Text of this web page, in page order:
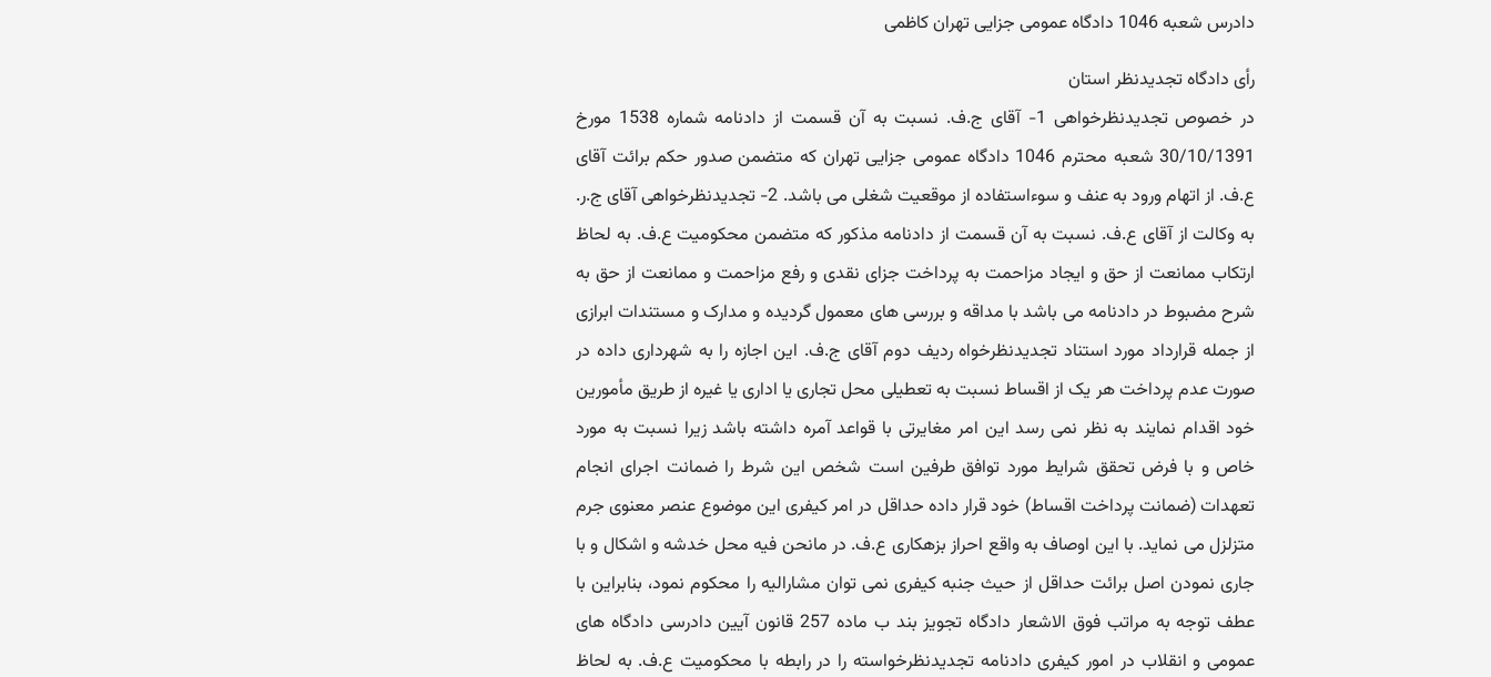
دادرس شعبه 1046 دادگاه عمومی جزایی تهران کاظمی
رأی دادگاه تجدیدنظر استان
در خصوص تجدیدنظرخواهی 1- آقای ج.ف. نسبت به آن قسمت از دادنامه شماره 1538 مورخ
30/10/1391 شعبه محترم 1046 دادگاه عمومی جزایی تهران که متضمن صدور حکم برائت آقای
ع.ف. از اتهام ورود به عنف و سوءاستفاده از موقعیت شغلی می باشد. 2- تجدیدنظرخواهی آقای ج.ر.
به وکالت از آقای ع.ف. نسبت به آن قسمت از دادنامه مذکور که متضمن محکومیت ع.ف. به لحاظ
ارتکاب ممانعت از حق و ایجاد مزاحمت به پرداخت جزای نقدی و رفع مزاحمت و ممانعت از حق به
شرح مضبوط در دادنامه می باشد با مداقه و بررسی های معمول گردیده و مدارک و مستندات ابرازی
از جمله قرارداد مورد استناد تجدیدنظرخواه ردیف دوم آقای ج.ف. این اجازه را به شهرداری داده در
صورت عدم پرداخت هر یک از اقساط نسبت به تعطیلی محل تجاری یا اداری یا غیره از طریق مأمورین
خود اقدام نمایند به نظر نمی رسد این امر مغایرتی با قواعد آمره داشته باشد زیرا نسبت به مورد
خاص و با فرض تحقق شرایط مورد توافق طرفین است شخص این شرط را ضمانت اجرای انجام
تعهدات (ضمانت پرداخت اقساط) خود قرار داده حداقل در امر کیفری این موضوع عنصر معنوی جرم
متزلزل می نماید. با این اوصاف به واقع احراز بزهکاری ع.ف. در مانحن فیه محل خدشه و اشکال و با
جاری نمودن اصل برائت حداقل از حیث جنبه کیفری نمی توان مشارالیه را محکوم نمود، بنابراین با
عطف توجه به مراتب فوق الاشعار دادگاه تجویز بند ب ماده 257 قانون آیین دادرسی دادگاه های
عمومی و انقلاب در امور کیفری دادنامه تجدیدنظرخواسته را در رابطه با محکومیت ع.ف. به لحاظ